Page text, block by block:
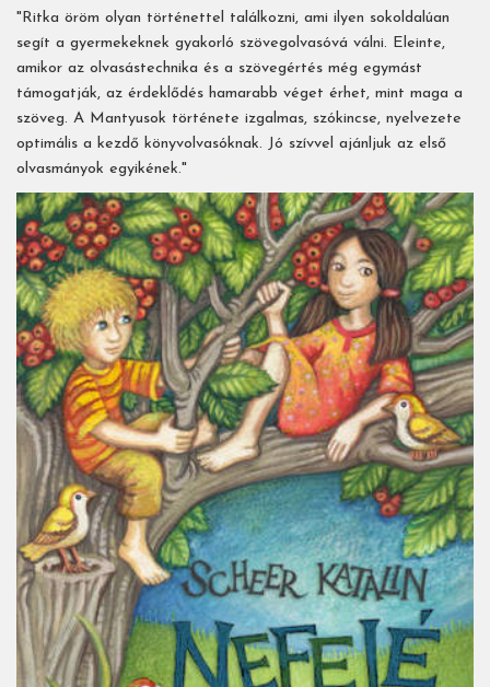
"Ritka öröm olyan történettel találkozni, ami ilyen sokoldalúan
segít a gyermekeknek gyakorló szövegolvasóvá válni. Eleinte,
amikor az olvasástechnika és a szövegértés még egymást
támogatják, az érdeklődés hamarabb véget érhet, mint maga a
szöveg. A Mantyusok története izgalmas, szókincse, nyelvezete
optimális a kezdő könyvolvasóknak. Jó szívvel ajánljuk az első
olvasmányok egyikének."